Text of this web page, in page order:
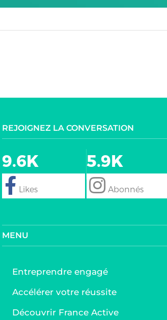
REJOIGNEZ LA CONVERSATION
9.6K
follow
5.9K
follow
MENU
Entreprendre engagé
Accélérer votre réussite
Découvrir France Active